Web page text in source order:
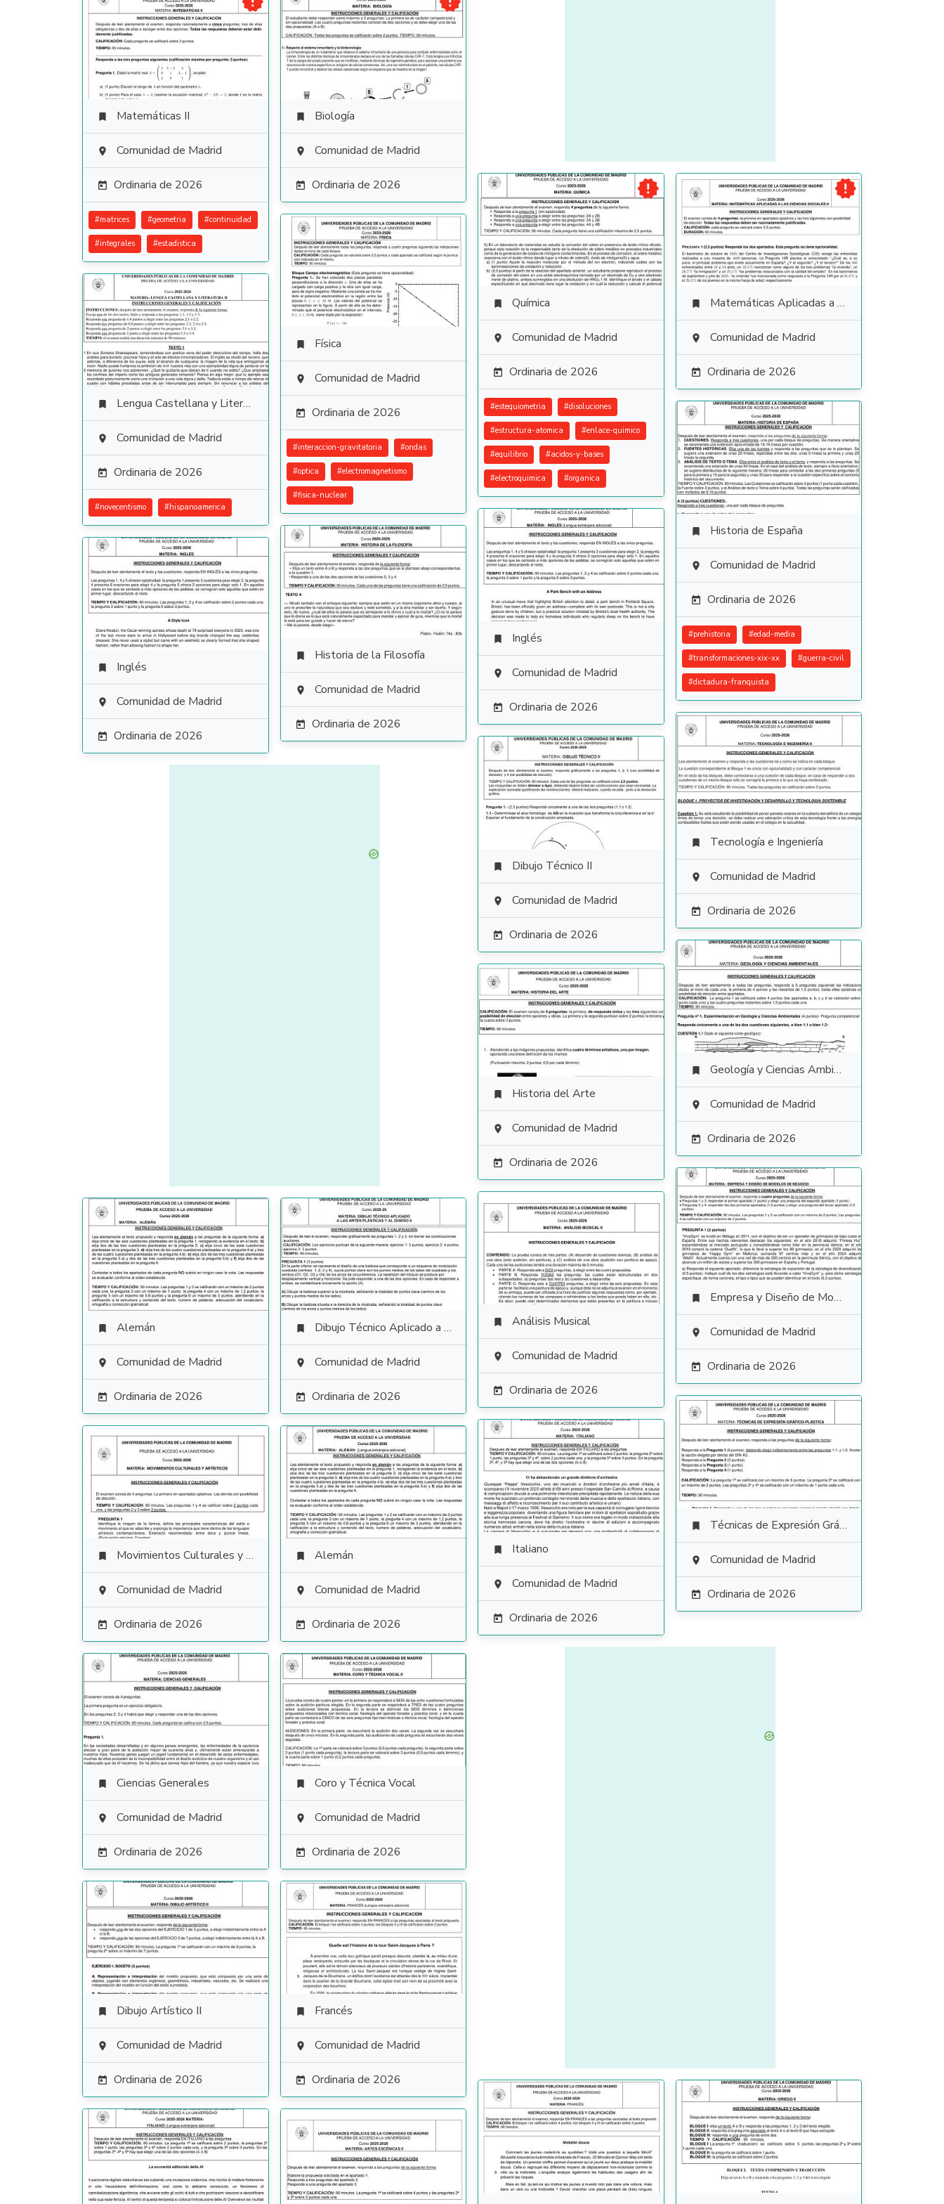
 Matemáticas II
 Comunidad de Madrid
 Ordinaria de 2026
#matrices #geometria #continuidad
#integrales #estadistica
 Biología
 Comunidad de Madrid
 Ordinaria de 2026 
 Química
 Comunidad de Madrid
 Ordinaria de 2026
#estequiometria #disoluciones
#estructura-atomica #enlace-quimico
#equilibrio #acidos-y-bases
#electroquimica #organica

 Matemáticas Aplicadas a las Ciencias Sociales
 Comunidad de Madrid
 Ordinaria de 2026
 Física
 Comunidad de Madrid
 Ordinaria de 2026
#interaccion-gravitatoria #ondas
#optica #electromagnetismo
#fisica-nuclear
 Lengua Castellana y Literatura
 Comunidad de Madrid
 Ordinaria de 2026
#novecentismo #hispanoamerica
 Historia de España
 Comunidad de Madrid
 Ordinaria de 2026
#prehistoria #edad-media
#transformaciones-xix-xx #guerra-civil
#dictadura-franquista
 Inglés
 Comunidad de Madrid
 Ordinaria de 2026
 Historia de la Filosofía
 Comunidad de Madrid
 Ordinaria de 2026
 Inglés
 Comunidad de Madrid
 Ordinaria de 2026
 Tecnología e Ingeniería
 Comunidad de Madrid
 Ordinaria de 2026
 Dibujo Técnico II
 Comunidad de Madrid
 Ordinaria de 2026
 Geología y Ciencias Ambientales
 Comunidad de Madrid
 Ordinaria de 2026
 Historia del Arte
 Comunidad de Madrid
 Ordinaria de 2026
 Empresa y Diseño de Modelos de Negocio
 Comunidad de Madrid
 Ordinaria de 2026
 Análisis Musical
 Comunidad de Madrid
 Ordinaria de 2026
 Alemán
 Comunidad de Madrid
 Ordinaria de 2026
 Dibujo Técnico Aplicado a las Artes Plásticas y al Diseño II
 Comunidad de Madrid
 Ordinaria de 2026
 Técnicas de Expresión Gráfico Plástica
 Comunidad de Madrid
 Ordinaria de 2026
 Italiano
 Comunidad de Madrid
 Ordinaria de 2026
 Movimientos Culturales y Artísticos
 Comunidad de Madrid
 Ordinaria de 2026
 Alemán
 Comunidad de Madrid
 Ordinaria de 2026
 Ciencias Generales
 Comunidad de Madrid
 Ordinaria de 2026
 Coro y Técnica Vocal
 Comunidad de Madrid
 Ordinaria de 2026
 Dibujo Artístico II
 Comunidad de Madrid
 Ordinaria de 2026
 Francés
 Comunidad de Madrid
 Ordinaria de 2026